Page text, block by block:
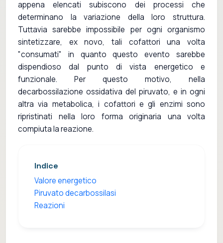
appena elencati subiscono dei processi che
determinano la variazione della loro struttura.
Tuttavia sarebbe impossibile per ogni organismo
sintetizzare, ex novo, tali cofattori una volta
"consumati" in quanto questo evento sarebbe
dispendioso dal punto di vista energetico e
funzionale. Per questo motivo, nella
decarbossilazione ossidativa del piruvato, e in ogni
altra via metabolica, i cofattori e gli enzimi sono
ripristinati nella loro forma originaria una volta
compiuta la reazione.
Indice
Valore energetico
Piruvato decarbossilasi
Reazioni